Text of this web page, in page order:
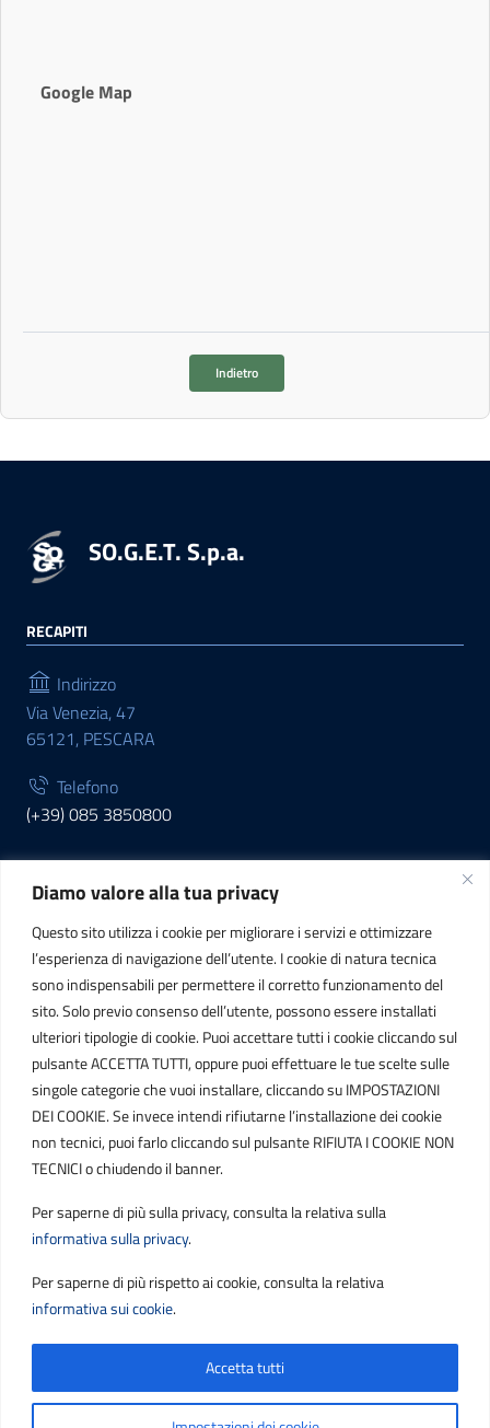
Diamo valore alla tua privacy
Questo sito utilizza i cookie per migliorare i servizi e ottimizzare
l’esperienza di navigazione dell’utente. I cookie di natura tecnica
sono indispensabili per permettere il corretto funzionamento del
sito. Solo previo consenso dell’utente, possono essere installati
ulteriori tipologie di cookie. Puoi accettare tutti i cookie cliccando sul
pulsante ACCETTA TUTTI, oppure puoi effettuare le tue scelte sulle
singole categorie che vuoi installare, cliccando su IMPOSTAZIONI
DEI COOKIE. Se invece intendi rifiutarne l’installazione dei cookie
non tecnici, puoi farlo cliccando sul pulsante RIFIUTA I COOKIE NON
TECNICI o chiudendo il banner.
Per saperne di più sulla privacy, consulta la relativa sulla
informativa sulla privacy.
Per saperne di più rispetto ai cookie, consulta la relativa
informativa sui cookie.
Accetta tutti
Google Map
Indietro
SO.G.E.T. S.p.a.
RECAPITI
Indirizzo
Via Venezia, 47
65121, PESCARA
Telefono
(+39) 085 3850800
INFORMAZIONI
C.F. / P.IVA
IT01807790686
POSTA ELETTRONICA
PEC
protocollo.sogetspa@pec.it
contribuenti@sogetspa.it
SEGUICI SU
Sezione Link Utili
Privacy | Cookie policy | Note legali | Contatti |